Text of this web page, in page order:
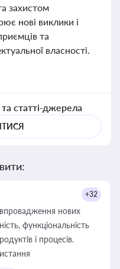
захистом
нові виклики і
та
власності.
статті-джерела
+32
нових
функціональність
і процесів.